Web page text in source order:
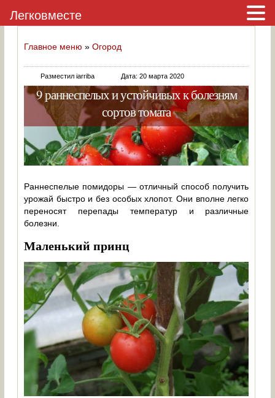
Главное меню »Огород
Разместил iarriba Дата: 20 марта 2020
9 раннеспелых и устойчивых к болезням
сортов томата
Раннеспелые помидоры — отличный способ получить
урожай быстро и без особых хлопот. Они вполне легко
переносят перепады температур и различные
болезни.
Маленький принц
Легковместе